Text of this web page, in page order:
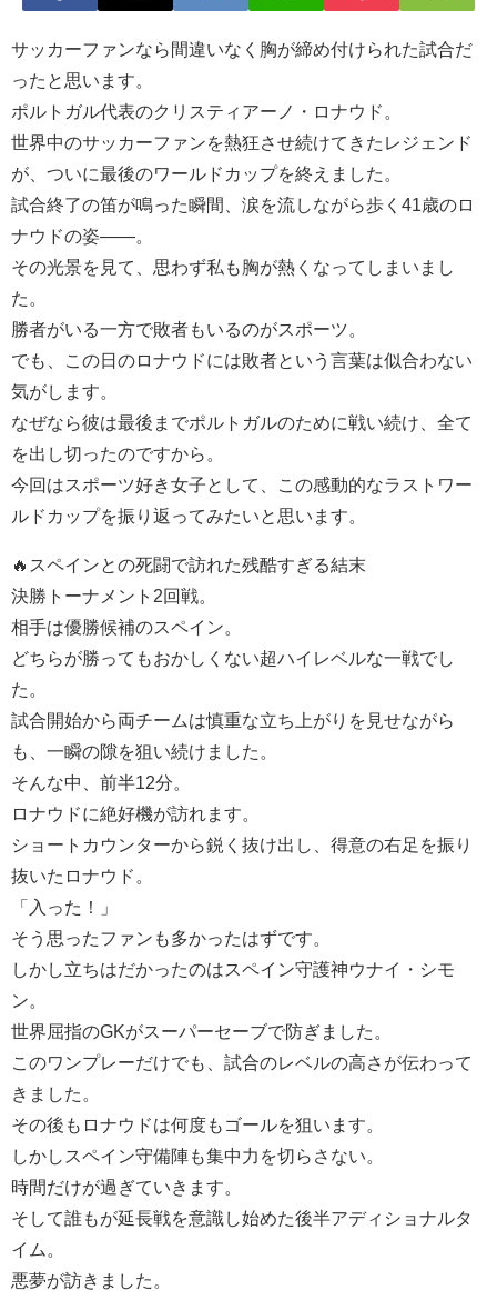
サッカーファンなら間違いなく胸が締め付けられた試合だ
ったと思います。
ポルトガル代表のクリスティアーノ・ロナウド。
世界中のサッカーファンを熱狂させ続けてきたレジェンド
が、ついに最後のワールドカップを終えました。
試合終了の笛が鳴った瞬間、涙を流しながら歩く41歳のロ
ナウドの姿――。
その光景を見て、思わず私も胸が熱くなってしまいまし
た。
勝者がいる一方で敗者もいるのがスポーツ。
でも、この日のロナウドには敗者という言葉は似合わない
気がします。
なぜなら彼は最後までポルトガルのために戦い続け、全て
を出し切ったのですから。
今回はスポーツ好き女子として、この感動的なラストワー
ルドカップを振り返ってみたいと思います。
🔥スペインとの死闘で訪れた残酷すぎる結末
決勝トーナメント2回戦。
相手は優勝候補のスペイン。
どちらが勝ってもおかしくない超ハイレベルな一戦でし
た。
試合開始から両チームは慎重な立ち上がりを見せながら
も、一瞬の隙を狙い続けました。
そんな中、前半12分。
ロナウドに絶好機が訪れます。
ショートカウンターから鋭く抜け出し、得意の右足を振り
抜いたロナウド。
「入った！」
そう思ったファンも多かったはずです。
しかし立ちはだかったのはスペイン守護神ウナイ・シモ
ン。
世界屈指のGKがスーパーセーブで防ぎました。
このワンプレーだけでも、試合のレベルの高さが伝わって
きました。
その後もロナウドは何度もゴールを狙います。
しかしスペイン守備陣も集中力を切らさない。
時間だけが過ぎていきます。
そして誰もが延長戦を意識し始めた後半アディショナルタ
イム。
悪夢が訪きました。